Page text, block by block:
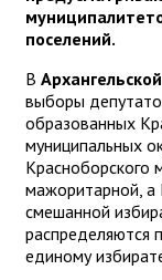
поселений.
В
выборы
образованных
муниципальных
Красноборского
мажоритарной, а
смешанной
распределяются
единому